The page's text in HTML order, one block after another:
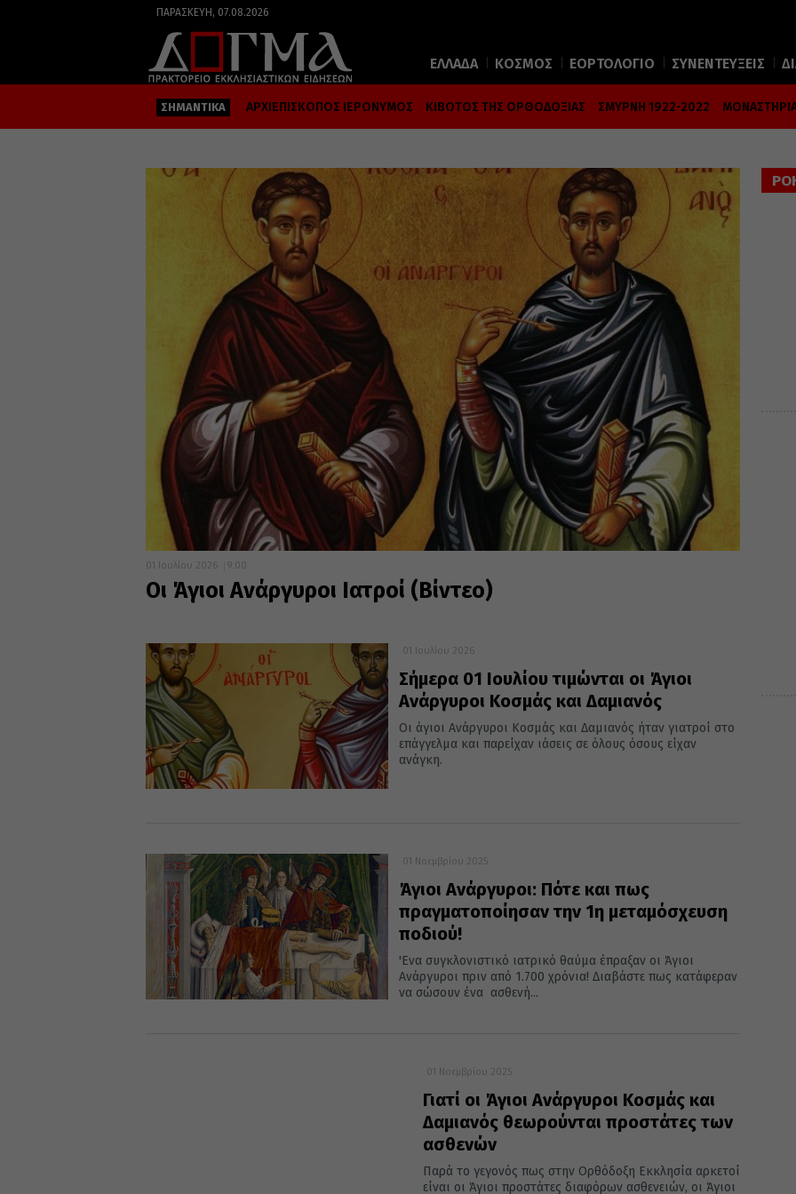
ΠΑΡΑΣΚΕΥΉ, 07.08.2026
ΕΛΛΑΔΑ ΚΟΣΜΟΣ ΕΟΡΤΟΛΟΓΙΟ ΣΥΝΕΝΤΕΥΞΕΙΣ
ΣΗΜΑΝΤΙΚΑ ΑΡΧΙΕΠΙΣΚΟΠΟΣ ΙΕΡΩΝΥΜΟΣ ΚΙΒΩΤΟΣ ΤΗΣ ΟΡΘΟΔΟΞΙΑΣ ΣΜΥΡΝΗ 1922-2022
01 Ιουλίου 2026 9:00
Οι Άγιοι Ανάργυροι Ιατροί (Βίντεο)
01 Ιουλίου 2026
Σήμερα 01 Ιουλίου τιμώνται οι Άγιοι
Ανάργυροι Κοσμάς και Δαμιανός
Οι άγιοι Ανάργυροι Κοσμάς και Δαμιανός ήταν γιατροί στο
επάγγελμα και παρείχαν ιάσεις σε όλους όσους είχαν
ανάγκη.
01 Νοεμβρίου 2025
Άγιοι Ανάργυροι: Πότε και πως
πραγματοποίησαν την 1η μεταμόσχευση
ποδιού!
'Ενα συγκλονιστικό ιατρικό θαύμα έπραξαν οι Άγιοι
Ανάργυροι πριν από 1.700 χρόνια! Διαβάστε πως κατάφεραν
να σώσουν ένα ασθενή...
01 Νοεμβρίου 2025
Γιατί οι Άγιοι Ανάργυροι Κοσμάς και
Δαμιανός θεωρούνται προστάτες των
ασθενών
Παρά το γεγονός πως στην Ορθόδοξη Εκκλησία αρκετοί
είναι οι Άγιοι προστάτες διαφόρων ασθενειών, οι Άγιοι